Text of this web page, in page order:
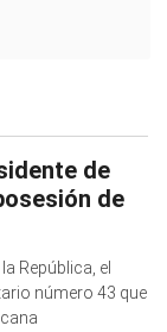
de
de
República, el
número 43 que